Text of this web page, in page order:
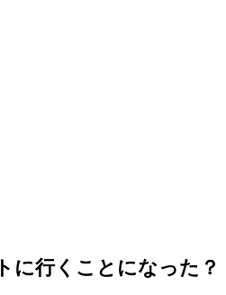
に行くことになった？